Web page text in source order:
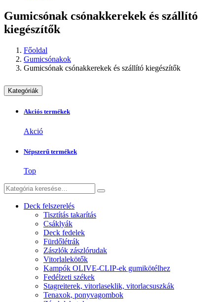
Gumicsónak csónakkerekek és szállító
kiegészítők
Főoldal
Gumicsónakok
Gumicsónak csónakkerekek és szállító kiegészítők
Kategóriák
Akciós termékek
Akció
Népszerű termékek
Top
Deck felszerelés
Tisztítás takarítás
Csáklyák
Deck fedelek
Fürdőlétrák
Zászlók zászlórudak
Vitorlalekötők
Kampók OLIVE-CLIP-ek gumikötélhez
Fedélzeti székek
Stagreiterek, vitorlaseklik, vitorlacsuszkák
Tenaxok, ponyvagombok